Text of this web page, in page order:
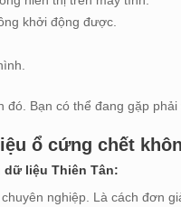
khởi động được.
Bạn có thể đang gặp
ổ cứng chết
liệu Thiên Tân:
nghiệp. Là cách đơn